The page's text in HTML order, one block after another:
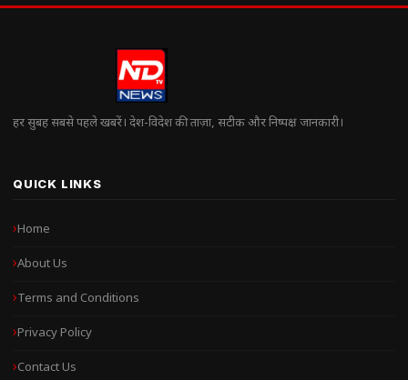
हर सुबह सबसे पहले खबरें। देश-विदेश की ताज़ा, सटीक और निष्पक्ष जानकारी।
QUICK LINKS
Home
About Us
Terms and Conditions
Privacy Policy
Contact Us